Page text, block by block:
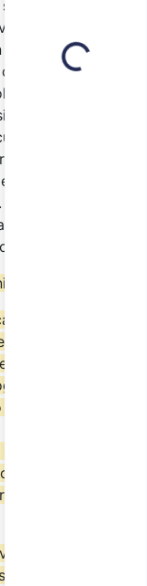
dei
tipici
i
il loro
studio e
su casi
Ciò
corso alle
che
è necessaria
che orale.
del 17/4/2025:
e
corso è stato
del Progetto
come
del suddetto
nel “Verbale
dal punto
dall’ente di
per almeno
Loading...